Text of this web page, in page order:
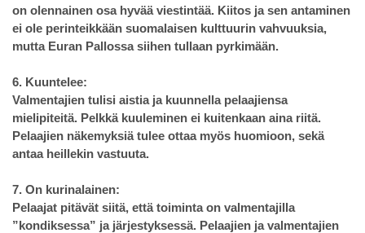
on olennainen osa hyvää viestintää. Kiitos ja sen antaminen
ei ole perinteikkään suomalaisen kulttuurin vahvuuksia,
mutta Euran Pallossa siihen tullaan pyrkimään.
6. Kuuntelee:
Valmentajien tulisi aistia ja kuunnella pelaajiensa
mielipiteitä. Pelkkä kuuleminen ei kuitenkaan aina riitä.
Pelaajien näkemyksiä tulee ottaa myös huomioon, sekä
antaa heillekin vastuuta.
7. On kurinalainen:
Pelaajat pitävät siitä, että toiminta on valmentajilla
”kondiksessa” ja järjestyksessä. Pelaajien ja valmentajien